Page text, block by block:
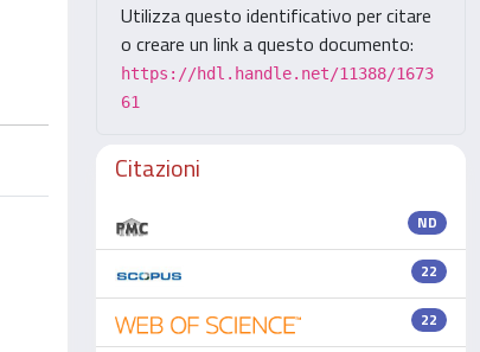
Utilizza questo identificativo per citare
o creare un link a questo documento:
https://hdl.handle.net/11388/1673
61
Citazioni
ND
22
22